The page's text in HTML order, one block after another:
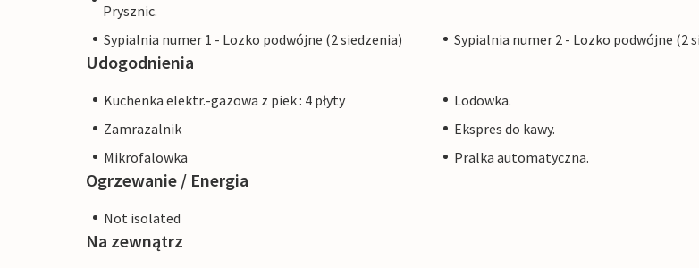
Prysznic.
Sypialnia numer 1 - Lozko podwójne (2 siedzenia) Sypialnia numer 2 - Lozko podwójne (2
Udogodnienia
Kuchenka elektr.-gazowa z piek : 4 płyty
Lodowka.
Zamrazalnik
Ekspres do kawy.
Mikrofalowka
Pralka automatyczna.
Ogrzewanie / Energia
Not isolated
Na zewnątrz